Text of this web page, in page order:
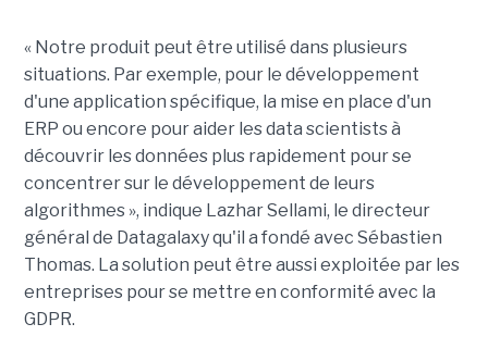
« Notre produit peut être utilisé dans plusieurs
situations. Par exemple, pour le développement
d'une application spécifique, la mise en place d'un
ERP ou encore pour aider les data scientists à
découvrir les données plus rapidement pour se
concentrer sur le développement de leurs
algorithmes », indique Lazhar Sellami, le directeur
général de Datagalaxy qu'il a fondé avec Sébastien
Thomas. La solution peut être aussi exploitée par les
entreprises pour se mettre en conformité avec la
GDPR.